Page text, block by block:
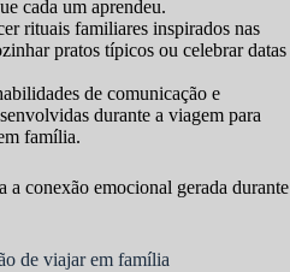
cada um aprendeu.
rituais familiares inspirados nas
pratos típicos ou celebrar datas
de comunicação e
durante a viagem para
família.
a conexão emocional gerada durante
de viajar em família